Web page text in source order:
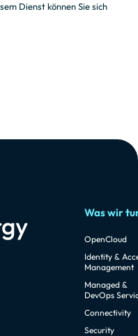
Dienst können Sie sich
Was wir
OpenCloud
Identity &
Management
Managed &
DevOps
Connectivity
Security